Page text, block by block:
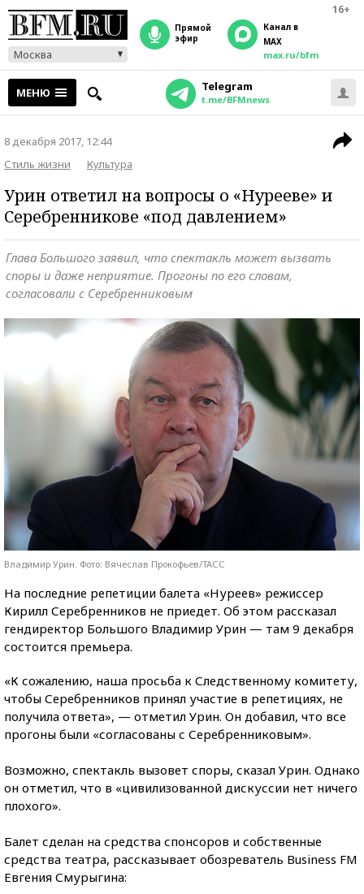
16+
Москва
прямой
эфир
Канал в
MAX
max.ru/bfm
МЕНЮ Telegram
t.me/BFMnews
8 декабря 2017, 12:44
Стиль жизни
Культура
Урин ответил на вопросы о «Нурееве» и
Серебренникове «под давлением»
Глава Большого заявил, что спектакль может вызвать
споры и даже неприятие. Прогоны по его словам,
согласовали с Серебренниковым
Владимир Урин. Фото: Вячеслав Прокофьев/ТАСС
На последние репетиции балета «Нуреев» режиссер
Кирилл Серебренников не приедет. Об этом рассказал
гендиректор Большого Владимир Урин — там 9 декабря
состоится премьера.
«К сожалению, наша просьба к Следственному комитету,
чтобы Серебренников принял участие в репетициях, не
получила ответа», — отметил Урин. Он добавил, что все
прогоны были «согласованы с Серебренниковым».
Возможно, спектакль вызовет споры, сказал Урин. Однако
он отметил, что в «цивилизованной дискуссии нет ничего
плохого».
Балет сделан на средства спонсоров и собственные
средства театра, рассказывает обозреватель Business FM
Евгения Смурыгина: